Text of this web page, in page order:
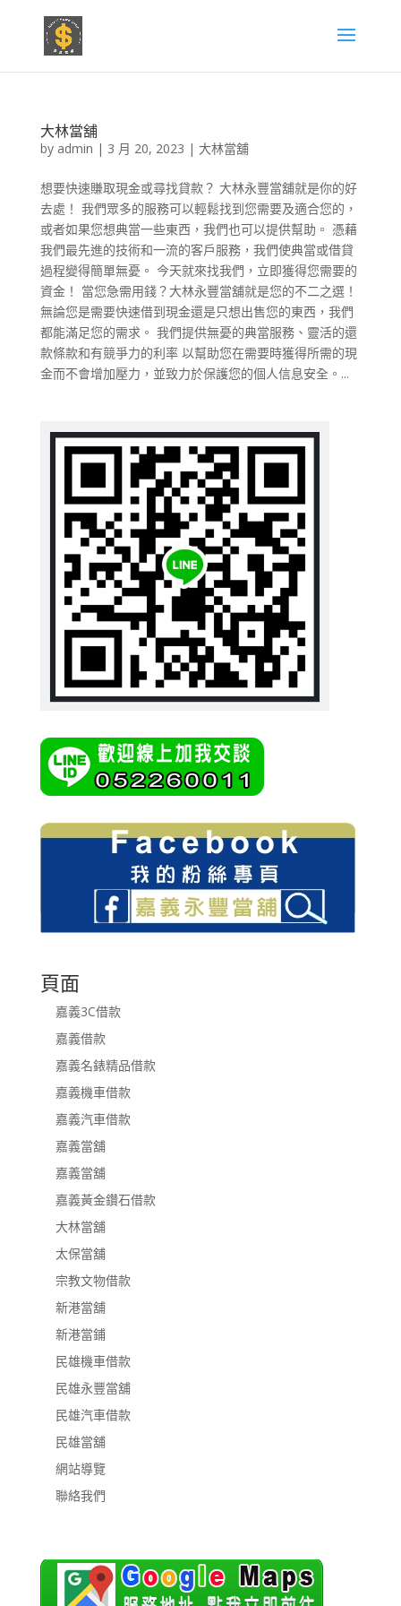
大林當舖
by admin | 3 月 20, 2023 | 大林當舖
想要快速賺取現金或尋找貸款？ 大林永豐當舖就是你的好
去處！ 我們眾多的服務可以輕鬆找到您需要及適合您的，
或者如果您想典當一些東西，我們也可以提供幫助。 憑藉
我們最先進的技術和一流的客戶服務，我們使典當或借貸
過程變得簡單無憂。 今天就來找我們，立即獲得您需要的
資金！ 當您急需用錢？大林永豐當舖就是您的不二之選！
無論您是需要快速借到現金還是只想出售您的東西，我們
都能滿足您的需求。 我們提供無憂的典當服務、靈活的還
款條款和有競爭力的利率 以幫助您在需要時獲得所需的現
金而不會增加壓力，並致力於保護您的個人信息安全。...
頁面
嘉義3C借款
嘉義借款
嘉義名錶精品借款
嘉義機車借款
嘉義汽車借款
嘉義當舖
嘉義當舖
嘉義黃金鑽石借款
大林當舖
太保當舖
宗教文物借款
新港當舖
新港當鋪
民雄機車借款
民雄永豐當舖
民雄汽車借款
民雄當舖
網站導覽
聯絡我們